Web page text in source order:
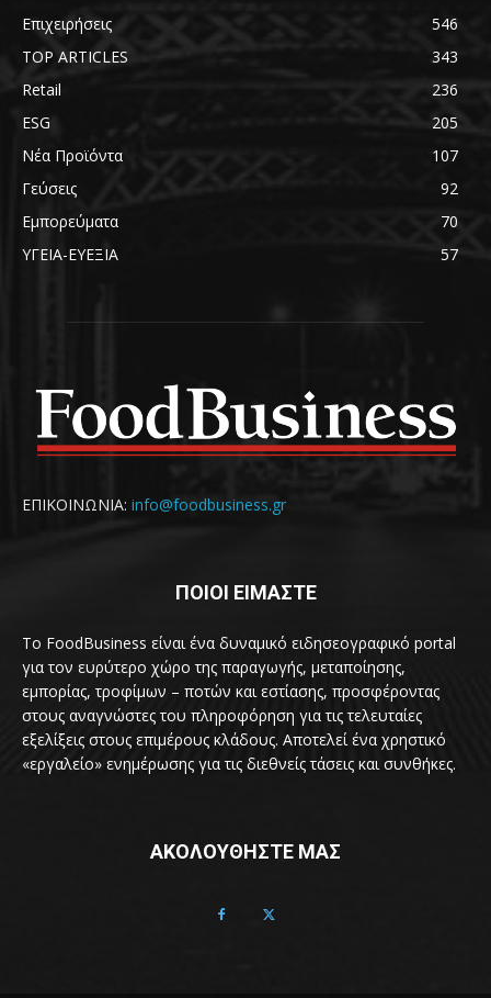
Επιχειρήσεις
546
TOP ARTICLES
343
Retail
236
ESG
205
Νέα Προϊόντα
107
Γεύσεις
92
Εμπορεύματα
70
ΥΓΕΙΑ-ΕΥΕΞΙΑ
57
ΕΠΙΚΟΙΝΩΝΙΑ: info@foodbusiness.gr
ΠΟΙΟΙ ΕΙΜΑΣΤΕ
Το FoodBusiness είναι ένα δυναμικό ειδησεογραφικό portal
για τον ευρύτερο χώρο της παραγωγής, μεταποίησης,
εμπορίας, τροφίμων – ποτών και εστίασης, προσφέροντας
στους αναγνώστες του πληροφόρηση για τις τελευταίες
εξελίξεις στους επιμέρους κλάδους. Αποτελεί ένα χρηστικό
«εργαλείο» ενημέρωσης για τις διεθνείς τάσεις και συνθήκες.
ΑΚΟΛΟΥΘΗΣΤΕ ΜΑΣ